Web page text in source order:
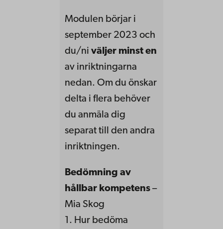
Modulen börjar i
september 2023 och
du/ni väljer minst en
av inriktningarna
nedan. Om du önskar
delta i flera behöver
du anmäla dig
separat till den andra
inriktningen.
Bedömning av
hållbar kompetens –
Mia Skog
1. Hur bedöma